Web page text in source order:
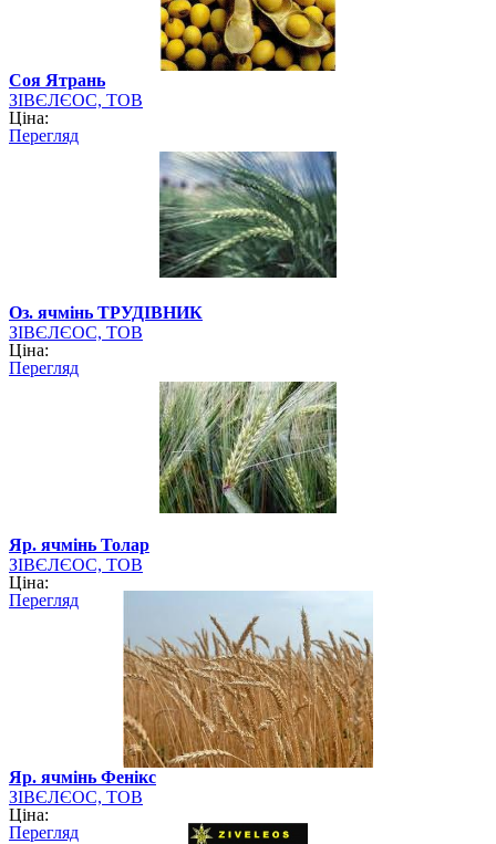
Соя Ятрань
ЗІВЄЛЄОС, ТОВ
Ціна:
Перегляд
Оз. ячмінь ТРУДІВНИК
ЗІВЄЛЄОС, ТОВ
Ціна:
Перегляд
Яр. ячмінь Толар
ЗІВЄЛЄОС, ТОВ
Ціна:
Перегляд
Яр. ячмінь Фенікс
ЗІВЄЛЄОС, ТОВ
Ціна:
Перегляд